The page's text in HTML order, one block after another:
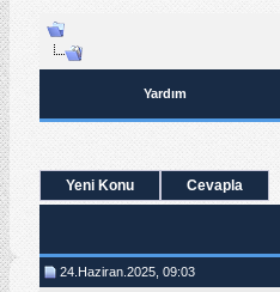
Yardım
Yeni Konu Cevapla
24.Haziran.2025, 09:03